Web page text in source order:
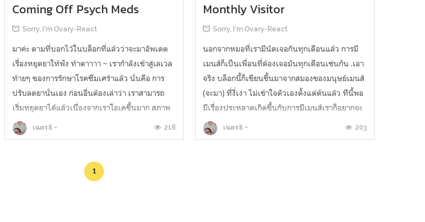
Coming Off Psych Meds
Sorry, I'm Ovary-React
มาค่ะ ตามที่บอกไว้ในบล็อกที่แล้วว่าจะมาอัพเดต
เรื่องหยุดยาให้ฟัง ท้าดาาาา ~ เรากำลังเข้าสู่เลเวล
ท้ายๆ ของการรักษาโรคซึมเศร้าแล้ว นั่นคือ การ
ปรับลดยานั่นเอง ก่อนอื่นต้องเล่าว่า เราสามารถ
เริ่มหยุดยาได้แล้วเนื่องจากเราโอเคขึ้นมาก สภาพ
จิตดี อารมณ์มั่นคง ใช้ชีวิตได้ปกติสุข ไม่อยากตาย
ไม่อยากทำร้ายตัวเอง...
เนตรธิ ~ 218
Monthly Visitor
Sorry, I'm Ovary-React
นอกจากหมอที่เรามีนัดเจอกันทุกเดือนแล้ว การมี
เมนส์ก็เป็นเพื่อนที่ต้องเจอมันทุกเดือนเช่นกัน .เอา
จริง บล็อกนี้ก็เขียนขึ้นมาจากสมองของมนุษย์เมนส์​
(จะมา)​ ที่งี่เง่า ไม่เข้าใจตัวเองตั้งแต่ต้นแล้ว ทีนี้พอ
มีเรื่องประหลาดเกิดขึ้นกับการมีเมนส์เราก็อยากจะ
จดเก็บไว้ ด้วยว่ายาทุกอย่างก็มีผลข้างเคียงของมัน
, เรา...
เนตรธิ ~ 203
1